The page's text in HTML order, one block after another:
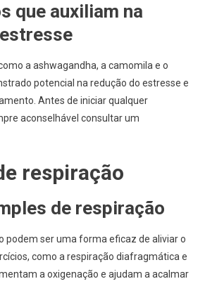
que auxiliam na
a ashwagandha, a camomila e o
potencial na redução do estresse e
Antes de iniciar qualquer
aconselhável consultar um
respiração
de respiração
podem ser uma forma eficaz de aliviar o
como a respiração diafragmática e
a oxigenação e ajudam a acalmar